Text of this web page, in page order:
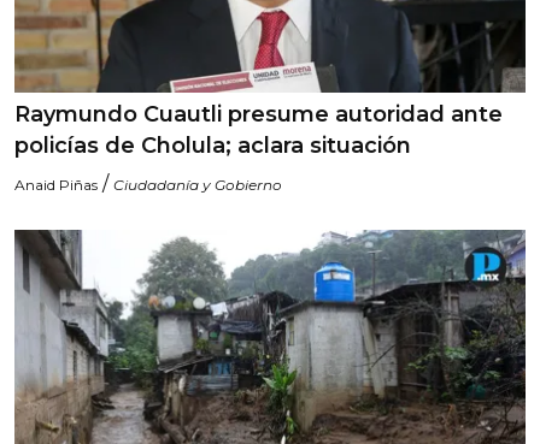
Raymundo Cuautli presume autoridad ante
policías de Cholula; aclara situación
Anaid Piñas / Ciudadanía y Gobierno